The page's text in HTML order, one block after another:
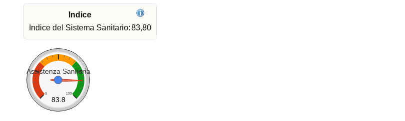
Indice
Indice del Sistema Sanitario:83,80
Assistenza Sanitaria
0 100
83.8